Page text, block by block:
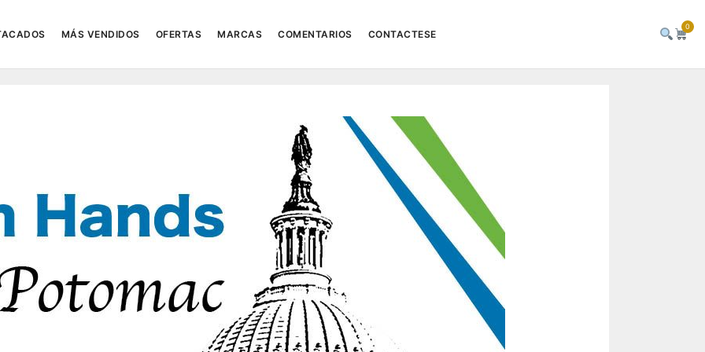
MÁS VENDIDOS OFERTAS MARCAS COMENTARIOS CONTACTESE
0